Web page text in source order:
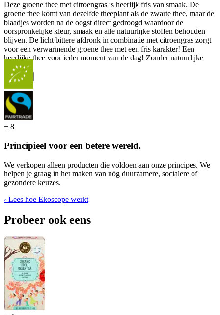
Deze groene thee met citroengras is heerlijk fris van smaak. De
groene thee komt van dezelfde theeplant als de zwarte thee, maar de
blaadjes worden na de oogst direct gedroogd waardoor de
oorspronkelijke kleur, smaak en alle natuurlijke stoffen behouden
blijven. De licht bittere afdronk in combinatie met citroengras zorgt
voor een verwarmende groene thee met een fris karakter! Een
heerlijke thee voor ieder moment van de dag! Zonder natuurlijke
aroma's.
... Meer
+ 8
Principieel voor een betere wereld.
We verkopen alleen producten die voldoen aan onze principes. We
helpen je graag in het maken van nóg duurzamere, socialere of
gezondere keuzes.
› Lees hoe Ekoscope werkt
Probeer ook eens